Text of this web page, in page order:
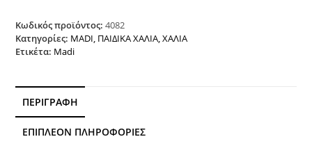
ποσότητα
Κωδικός προϊόντος:4082
Κατηγορίες: MADI ΠΑΙΔΙΚΑ ΧΑΛΙΑ ,ΧΑΛΙΑ
Ετικέτα: Madi
ΠΕΡΙΓΡΑΦΉ
ΕΠΙΠΛΈΟΝ ΠΛΗΡΟΦΟΡΊΕΣ